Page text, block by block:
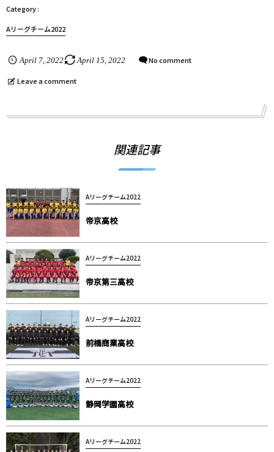
Aリーグチーム2022
April 7, 2022 April 15, 2022 No comment
Leave a comment
関連記事
Aリーグチーム2022
帝京⾼校
Aリーグチーム2022
帝京第三⾼校
Aリーグチーム2022
前橋商業⾼校
Aリーグチーム2022
静岡学園⾼校
Aリーグチーム2022